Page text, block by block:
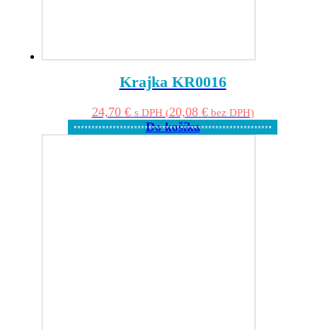
Krajka KR0016
24,70 € s DPH (20,08 €bez DPH)
Do košíka